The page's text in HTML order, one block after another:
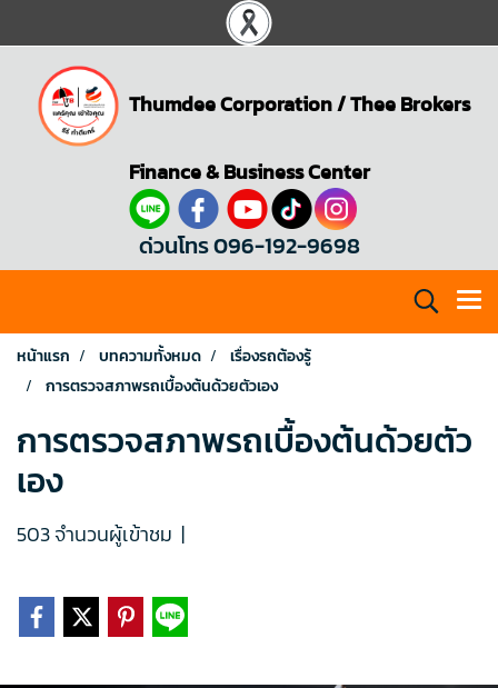
Thumdee Corporation/Thee Brokers
Finance & Business Center
ด่วนโทร 096-192-9698
หน้าแรก บทความทั้งหมด
เรื่องรถต้องรู้
การตรวจสภาพรถเบื้องต้นด้วยตัวเอง
การตรวจสภาพรถเบื้องต้นด้วยตัว
เอง
503 จำนวนผู้เข้าชม |